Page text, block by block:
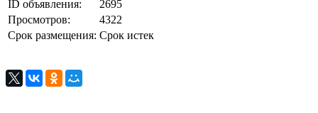
ID объявления:
2695
Просмотров:
4322
Срок размещения: Срок истек